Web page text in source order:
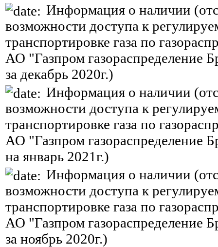
Информация о наличии
возможности доступа к
транспортировке газа по
АО "Газпром газораспределение
за декабрь 2020г.)
Информация о наличии
возможности доступа к
транспортировке газа по
АО "Газпром газораспределение
на январь 2021г.)
Информация о наличии
возможности доступа к
транспортировке газа по
АО "Газпром газораспределение
за ноябрь 2020г.)